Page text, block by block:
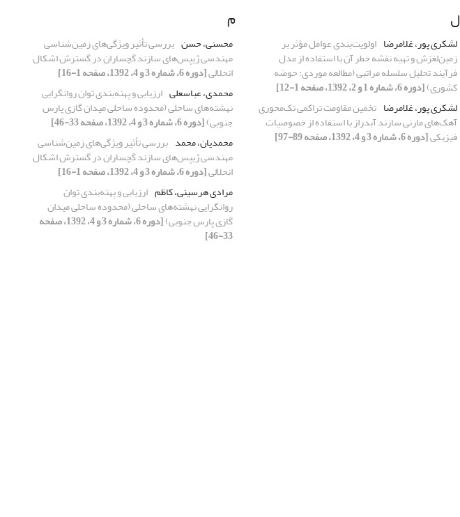
ل
لشکری پور، غلامرضا اولویت‌بندی عوامل مؤثر بر
زمین‌لغزش و تهیه نقشه خطر آن با استفاده از مدل
فرآیند تحلیل سلسله مراتبی (مطالعه موردی: حوضه
کشوری)[دوره 6، شماره 1 و 2، 1392، صفحه 1-12]
لشکری پور، غلامرضا تخمین مقاومت تراکمی تک‌محوری
آهک‌های مارنی سازند آبدراز با استفاده از خصوصیات
فیزیکی[دوره 6، شماره 3 و 4، 1392، صفحه 89-97]
م
محسنی، حسن بررسی تأثیر ویژگی‌های زمین‌‌‌شناسی
مهندسی ژیپس‌های سازند گچساران در گسترش اشکال
انحلالی[دوره 6، شماره 3 و 4، 1392، صفحه 1-16]
محمدی، عباسعلی ارزیابی و پهنه‌بندی توان روانگرایی
نهشته‌های ساحلی (محدوده ساحلی میدان گازی پارس
جنوبی)[دوره 6، شماره 3 و 4، 1392، صفحه 33-46]
محمدیان، محمد بررسی تأثیر ویژگی‌های زمین‌‌‌شناسی
مهندسی ژیپس‌های سازند گچساران در گسترش اشکال
انحلالی[دوره 6، شماره 3 و 4، 1392، صفحه 1-16]
مرادی هرسینی، کاظم ارزیابی و پهنه‌بندی توان
روانگرایی نهشته‌های ساحلی (محدوده ساحلی میدان
گازی پارس جنوبی) [دوره 6، شماره 3 و 4، 1392، صفحه
33-46]